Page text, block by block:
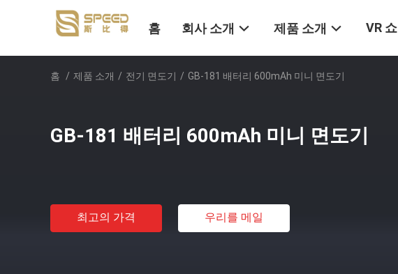
홈 회사 소개 제품 소개 VR 쇼
홈 / 제품 소개 / 전기 면도기 / GB-181 배터리 600mAh 미니 면도기
GB-181 배터리 600mAh 미니 면도기
최고의 가격 우리를 메일